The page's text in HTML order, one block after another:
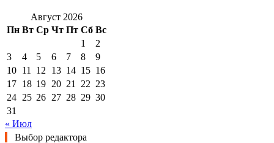
Август 2026
Пн Вт Ср Чт Пт Сб Вс
1
2
3
4 5 6 7 8
9
10 11 12 13 14 15 16
17 18 19 20 21 22 23
24 25 26 27 28 29 30
31
« Июл
Выбор редактора